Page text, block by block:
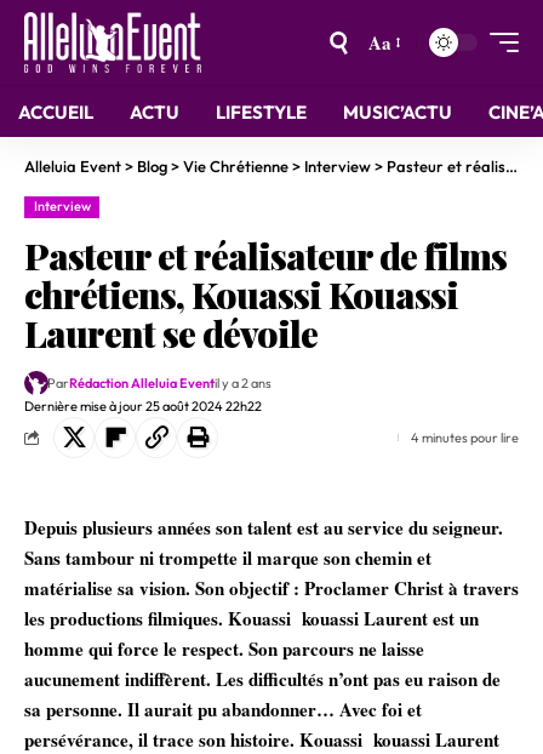
Aa
ACCUEIL ACTU LIFESTYLE MUSIC’ACTU
Alleluia Event> Blog>Vie Chrétienne> Interview> Pasteur et réalisateur de films chrétiens, Kouassi Kouassi Laurent se dévoile
Interview
Pasteur et réalisateur de films
chrétiens, Kouassi Kouassi
Laurent se dévoile
Dernière mise à jour 25 août 2024 22h22
ParRédaction Alleluia Eventil y a 2 ans
4 minutes pour lire
Depuis plusieurs années son talent est au service du seigneur.
Sans tambour ni trompette il marque son chemin et
matérialise sa vision. Son objectif : Proclamer Christ à travers
les productions filmiques. Kouassi kouassi Laurent est un
homme qui force le respect. Son parcours ne laisse
aucunement indiffèrent. Les difficultés n’ont pas eu raison de
sa personne. Il aurait pu abandonner… Avec foi et
persévérance, il trace son histoire. Kouassi kouassi Laurent